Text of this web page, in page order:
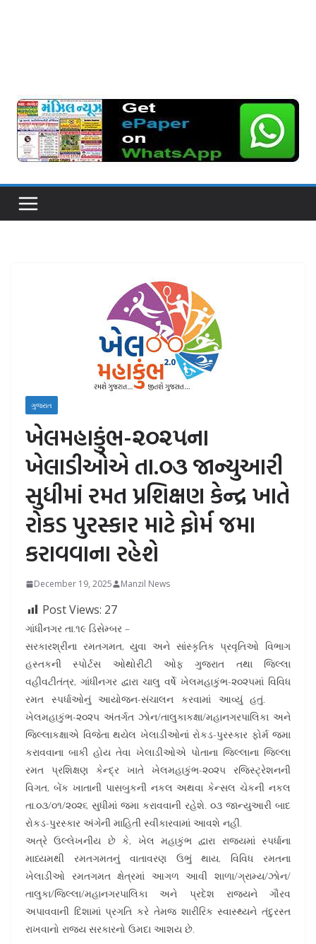
ગુજરાત
ખેલમહાકુંભ-૨૦૨૫ના
ખેલાડીઓએ તા.૦૩ જાન્યુઆરી
સુધીમાં રમત પ્રશિક્ષણ કેન્દ્ર ખાતે
રોકડ પુરસ્કાર માટે ફોર્મ જમા
કરાવવાના રહેશે
December 19, 2025 Manzil News
Post Views: 27
ગાંધીનગર તા.૧૯ ડિસેમ્બર –
સરકારશ્રીના રમતગમત, યુવા અને સાંસ્કૃતિક પ્રવૃતિઓ વિભાગ
હસ્તકની સ્પોર્ટસ ઓથોરીટી ઓફ ગુજરાત તથા જિલ્લા
વહીવટીતંત્ર, ગાંધીનગર દ્વારા ચાલુ વર્ષે ખેલમહાકુંભ-૨૦૨૫માં વિવિધ
રમત સ્પર્ધાઓનું આયોજન-સંચાલન કરવામાં આવ્યું હતું.
ખેલમહાકુંભ-૨૦૨૫ અંતર્ગત ઝોન/તાલુકાકક્ષા/મહાનગરપાલિકા અને
જિલ્લાકક્ષાએ વિજેતા થયેલ ખેલાડીઓનાં રોકડ-પુરસ્કાર ફોર્મ જમા
કરાવવાના બાકી હોય તેવા ખેલાડીઓએ પોતાના જિલ્લાના જિલ્લા
રમત પ્રશિક્ષણ કેન્દ્ર ખાતે ખેલમહાકુંભ-૨૦૨૫ રજિસ્ટ્રેશનની
વિગત, બેંક ખાતાની પાસબુકની નકલ અથવા કેન્સલ ચેકની નકલ
તા.૦૩/૦૧/૨૦૨૬ સુધીમાં જમા કરાવવાની રહેશે. ૦૩ જાન્યુઆરી બાદ
રોકડ-પુરસ્કાર અંગેની માહિતી સ્વીકારવામાં આવશે નહી.
અત્રે ઉલ્લેખનીય છે કે, ખેલ મહાકુંભ દ્વારા રાજ્યમાં સ્પર્ધાના
માધ્યમથી રમતગમતનું વાતાવરણ ઉભું થાય, વિવિધ રમતના
ખેલાડીઓ રમતગમત ક્ષેત્રમાં આગળ આવી શાળા/ગ્રામ્ય/ઝોન/
તાલુકા/જિલ્લા/મહાનગરપાલિકા અને પ્રદેશ રાજ્યને ગૌરવ
અપાવવાની દિશામાં પ્રગતિ કરે તેમજ શારીરિક સ્વાસ્થ્યને તંદુરસ્ત
રાખવાનો રાજ્ય સરકારનો ઉમદા આશય છે.